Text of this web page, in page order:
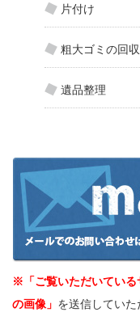
片付け
粗大ゴミの回収
遺品整理
※「ご覧いただいている
の画像」 を送信してい